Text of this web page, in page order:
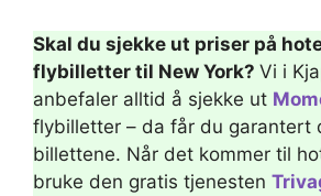
Skal du sjekke ut priser på
flybilletter til New York? Vi i
anbefaler alltid å sjekke ut
flybilletter – da får du garantert
billettene. Når det kommer til
bruke den gratis tjenesten